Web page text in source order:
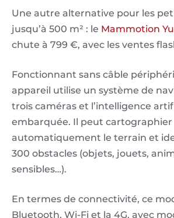
Une autre alternative pour les
jusqu’à 500 m² : le Mammotion
chute à 799 €, avec les ventes
Fonctionnant sans câble
appareil utilise un système de
trois caméras et l’intelligence
embarquée. Il peut cartographier
automatiquement le terrain et
300 obstacles (objets, jouets,
sensibles…).
En termes de connectivité, ce
Bluetooth, Wi-Fi et la 4G, avec